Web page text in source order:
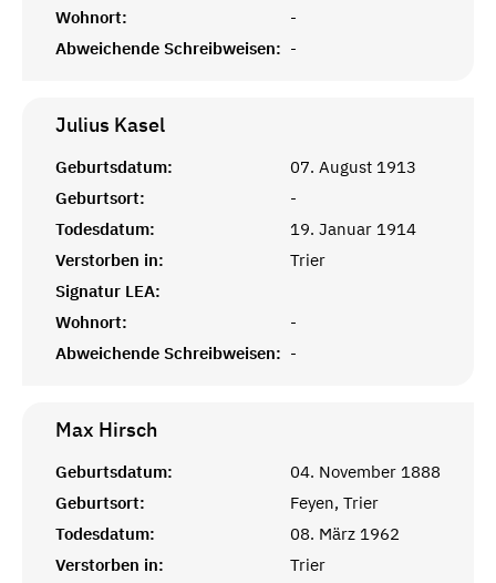
Wohnort:
-
Abweichende Schreibweisen: -
Julius Kasel
Geburtsdatum:
07. August 1913
Geburtsort:
-
Todesdatum:
19. Januar 1914
Verstorben in:
Trier
Signatur LEA:
Wohnort:
-
Abweichende Schreibweisen: -
Max Hirsch
Geburtsdatum:
04. November 1888
Geburtsort:
Feyen, Trier
Todesdatum:
08. März 1962
Verstorben in:
Trier